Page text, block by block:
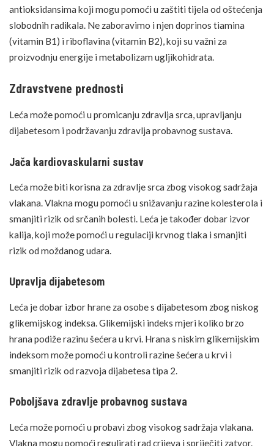
antioksidansima koji mogu pomoći u zaštiti tijela od oštećenja
slobodnih radikala. Ne zaboravimo i njen doprinos tiamina
(vitamin B1) i riboflavina (vitamin B2), koji su važni za
proizvodnju energije i metabolizam ugljikohidrata.
Zdravstvene prednosti
Leća može pomoći u promicanju zdravlja srca, upravljanju
dijabetesom i podržavanju zdravlja probavnog sustava.
Jača kardiovaskularni sustav
Leća može biti korisna za zdravlje srca zbog visokog sadržaja
vlakana. Vlakna mogu pomoći u snižavanju razine kolesterola i
smanjiti rizik od srčanih bolesti. Leća je također dobar izvor
kalija, koji može pomoći u regulaciji krvnog tlaka i smanjiti
rizik od moždanog udara.
Upravlja dijabetesom
Leća je dobar izbor hrane za osobe s dijabetesom zbog niskog
glikemijskog indeksa. Glikemijski indeks mjeri koliko brzo
hrana podiže razinu šećera u krvi. Hrana s niskim glikemijskim
indeksom može pomoći u kontroli razine šećera u krvi i
smanjiti rizik od razvoja dijabetesa tipa 2.
Poboljšava zdravlje probavnog sustava
Leća može pomoći u probavi zbog visokog sadržaja vlakana.
Vlakna mogu pomoći regulirati rad crijeva i spriječiti zatvor.